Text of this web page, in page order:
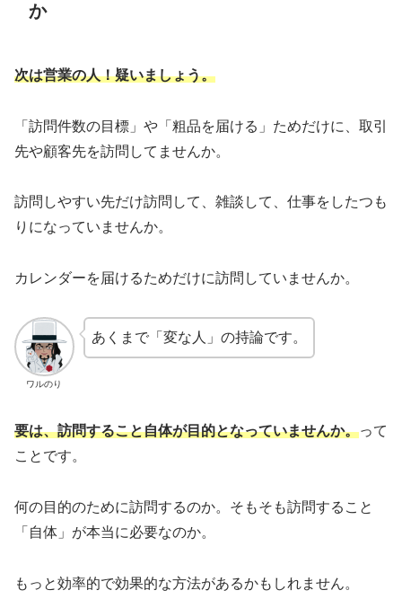
か
次は営業の人！疑いましょう。
「訪問件数の目標」や「粗品を届ける」ためだけに、取引
先や顧客先を訪問してませんか。
訪問しやすい先だけ訪問して、雑談して、仕事をしたつも
りになっていませんか。
カレンダーを届けるためだけに訪問していませんか。
ワルのり
あくまで「変な人」の持論です。
要は、訪問すること自体が目的となっていませんか。って
ことです。
何の目的のために訪問するのか。そもそも訪問すること
「自体」が本当に必要なのか。
もっと効率的で効果的な方法があるかもしれません。